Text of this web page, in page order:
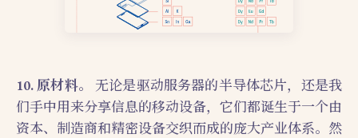
10. 原材料。
无论是驱动服务器的半导体芯片，还是我
们手中用来分享信息的移动设备，它们都诞生于一个由
资本、制造商和精密设备交织而成的庞大产业体系。然